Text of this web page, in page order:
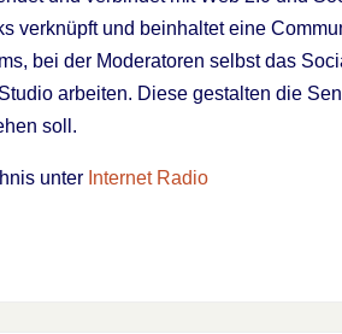
verknüpft und beinhaltet eine
bei der Moderatoren selbst das
arbeiten. Diese gestalten die
soll.
unter Internet Radio